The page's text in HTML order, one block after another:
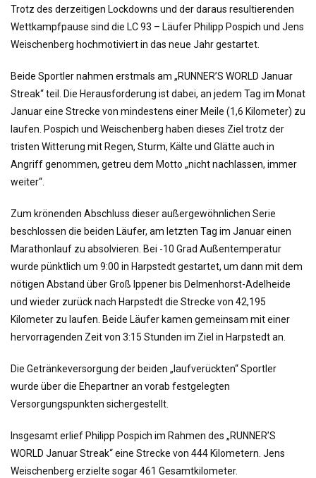
Trotz des derzeitigen Lockdowns und der daraus resultierenden
Wettkampfpause sind die LC 93 – Läufer Philipp Pospich und Jens
Weischenberg hochmotiviert in das neue Jahr gestartet.
Beide Sportler nahmen erstmals am „RUNNER’S WORLD Januar
Streak“ teil. Die Herausforderung ist dabei, an jedem Tag im Monat
Januar eine Strecke von mindestens einer Meile (1,6 Kilometer) zu
laufen. Pospich und Weischenberg haben dieses Ziel trotz der
tristen Witterung mit Regen, Sturm, Kälte und Glätte auch in
Angriff genommen, getreu dem Motto „nicht nachlassen, immer
weiter“.
Zum krönenden Abschluss dieser außergewöhnlichen Serie
beschlossen die beiden Läufer, am letzten Tag im Januar einen
Marathonlauf zu absolvieren. Bei -10 Grad Außentemperatur
wurde pünktlich um 9:00 in Harpstedt gestartet, um dann mit dem
nötigen Abstand über Groß Ippener bis Delmenhorst-Adelheide
und wieder zurück nach Harpstedt die Strecke von 42,195
Kilometer zu laufen. Beide Läufer kamen gemeinsam mit einer
hervorragenden Zeit von 3:15 Stunden im Ziel in Harpstedt an.
Die Getränkeversorgung der beiden „laufverückten“ Sportler
wurde über die Ehepartner an vorab festgelegten
Versorgungspunkten sichergestellt.
Insgesamt erlief Philipp Pospich im Rahmen des „RUNNER’S
WORLD Januar Streak“ eine Strecke von 444 Kilometern. Jens
Weischenberg erzielte sogar 461 Gesamtkilometer.